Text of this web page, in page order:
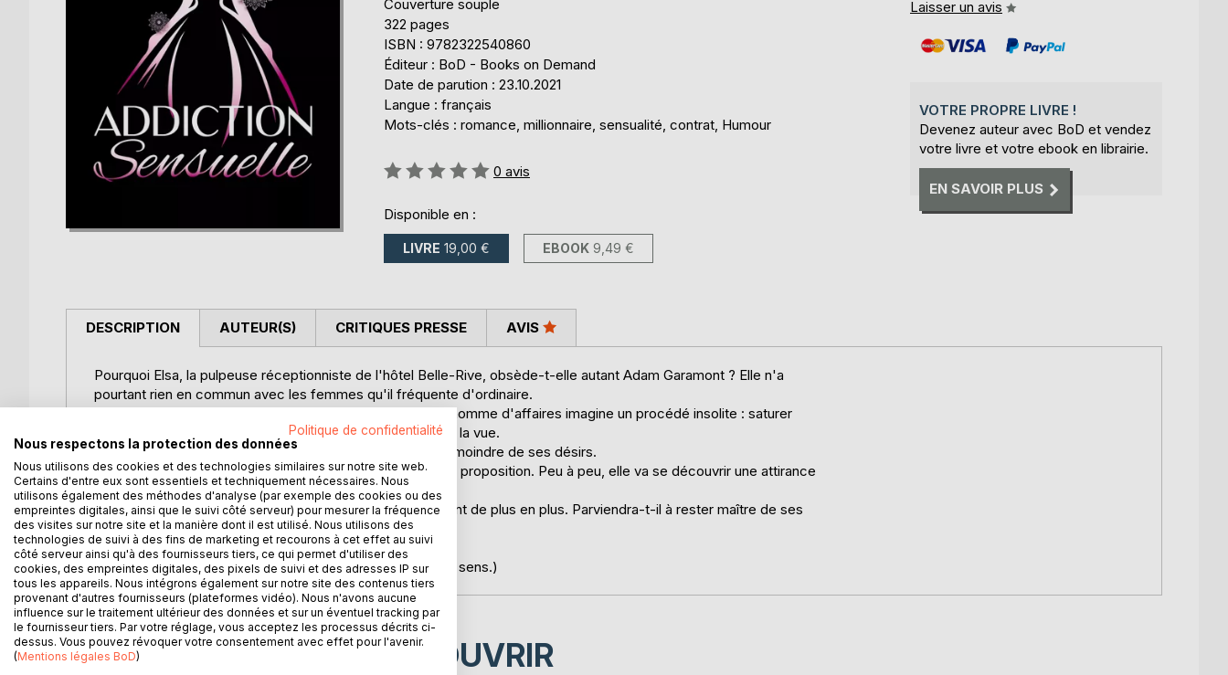
Couverture souple
322 pages
ISBN : 9782322540860
Éditeur : BoD - Books on Demand
Date de parution : 23.10.2021
Langue : français
Mots-clés : romance, millionnaire, sensualité, contrat, Humour
Évaluation:
0 avis
Disponible en :
LIVRE 19,00 € EBOOK 9,49 €
Laisser un avis
VOTRE PROPRE LIVRE !
Devenez auteur avec BoD et vendez
votre livre et votre ebook en librairie.
EN SAVOIR PLUS
DESCRIPTION
Pourquoi Elsa, la pulpeuse réceptionniste de l'hôtel Belle-Rive, obsède-t-elle autant Adam Garamont ? Elle n'a
pourtant rien en commun avec les femmes qu'il fréquente d'ordinaire.
Prêt à tout pour la chasser de ses pensées, le séduisant homme d'affaires imagine un procédé insolite : saturer
chacun de ses sens de sa présence, en commençant par la vue.
Durant cinq week-ends, Elsa devra ainsi se soumettre au moindre de ses désirs.
Malgré ses réticences, la jeune femme accepte l'étrange proposition. Peu à peu, elle va se découvrir une attirance
pour cet homme charismatique et si sûr de lui.
Quant à Adam, la spontanéité et l'humour d'Elsa le troublent de plus en plus. Parviendra-t-il à rester maître de ses
sens ?
(Edition revue et augmentée du roman La Domination des sens.)
AUTEUR(S) CRITIQUES PRESSE AVIS
D’AUTRES TITRES À DÉCOUVRIR
Politique de confidentialité
Nous respectons la protection des données
Nous utilisons des cookies et des technologies similaires sur notre site web.
Certains d'entre eux sont essentiels et techniquement nécessaires. Nous
utilisons également des méthodes d'analyse (par exemple des cookies ou des
empreintes digitales, ainsi que le suivi côté serveur) pour mesurer la fréquence
des visites sur notre site et la manière dont il est utilisé. Nous utilisons des
technologies de suivi à des fins de marketing et recourons à cet effet au suivi
côté serveur ainsi qu'à des fournisseurs tiers, ce qui permet d'utiliser des
cookies, des empreintes digitales, des pixels de suivi et des adresses IP sur
tous les appareils. Nous intégrons également sur notre site des contenus tiers
provenant d'autres fournisseurs (plateformes vidéo). Nous n'avons aucune
influence sur le traitement ultérieur des données et sur un éventuel tracking par
le fournisseur tiers. Par votre réglage, vous acceptez les processus décrits ci-
dessus. Vous pouvez révoquer votre consentement avec effet pour l'avenir.
(Mentions légales BoD)